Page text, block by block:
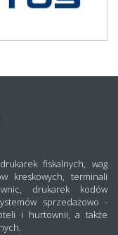
fiskalnych, wag
kreskowych, terminali
drukarek kodów
sprzedażowo -
i hurtownii, a także